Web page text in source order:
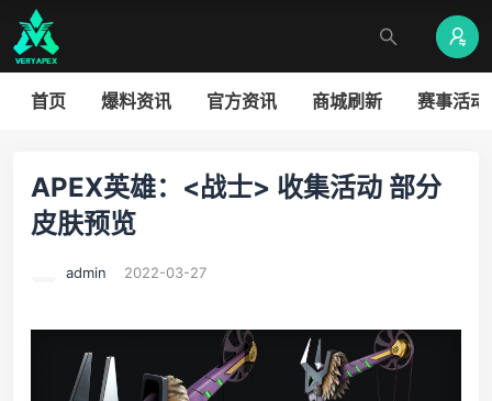
首页 爆料资讯 官方资讯 商城刷新 赛事活动
APEX英雄：<战士> 收集活动 部分
皮肤预览
admin 2022-03-27